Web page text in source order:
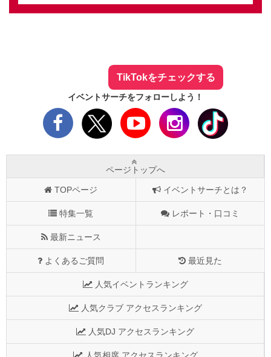
TikTokをチェックする
イベントサーチをフォローしよう！
ページトップへ
TOPページ イベントサーチとは？
特集一覧 レポート・口コミ
最新ニュース
よくあるご質問 最近見た
人気イベントランキング
人気クラブ アクセスランキング
人気DJ アクセスランキング